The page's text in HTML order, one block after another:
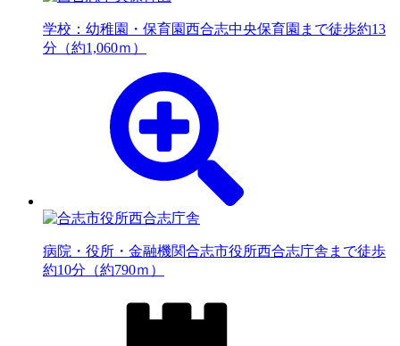
学校：幼稚園・保育園西合志中央保育園まで徒歩約13
分（約1,060ｍ）
病院・役所・金融機関合志市役所西合志庁舎まで徒歩
約10分（約790ｍ）